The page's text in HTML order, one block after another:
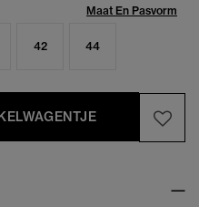
Maat En Pasvorm
42 44